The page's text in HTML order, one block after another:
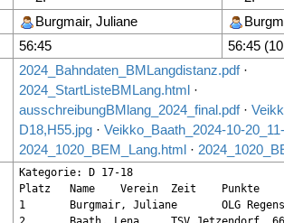
Burgmair, Juliane
56:45
56:45
2024_Bahndaten_BMLangdistanz.pdf·
2024_StartListeBMLang.html ·
ausschreibungBMlang_2024_final.pdf·
D18,H55.jpg · Veikko_Baath_2024-10-
2024_1020_BEM_Lang.html ·
Kategorie: D 17-18
Platz	Name	Verein	Zeit	Punkte
1	Burgmair, Juliane 	OLG Regensburg 	56:45 	100.00